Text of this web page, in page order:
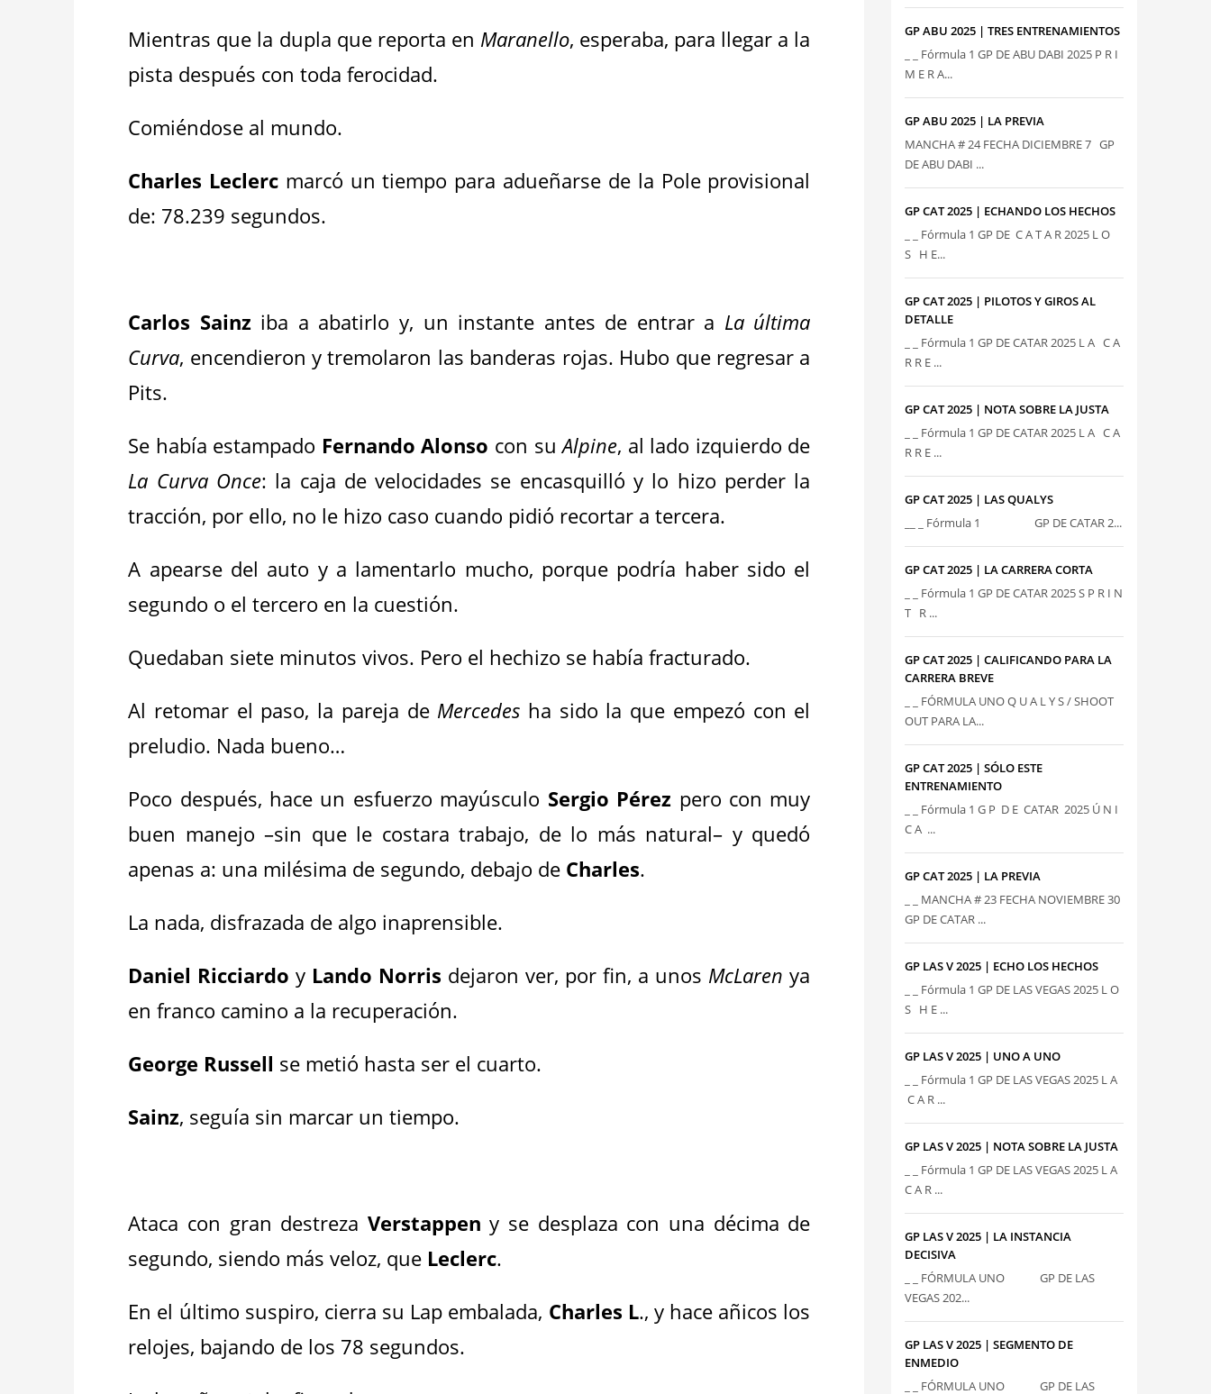
Mientras que la dupla que reporta en Maranello, esperaba, para llegar a la
pista después con toda ferocidad.
Comiéndose al mundo.
Charles Leclerc marcó un tiempo para adueñarse de la Pole provisional
de: 78.239 segundos.
Carlos Sainz iba a abatirlo y, un instante antes de entrar a La última
Curva, encendieron y tremolaron las banderas rojas. Hubo que regresar a
Pits.
Se había estampado Fernando Alonso con suAlpine, al lado izquierdo de
La Curva Once: la caja de velocidades se encasquilló y lo hizo perder la
tracción, por ello, no le hizo caso cuando pidió recortar a tercera.
A apearse del auto y a lamentarlo mucho, porque podría haber sido el
segundo o el tercero en la cuestión.
Quedaban siete minutos vivos. Pero el hechizo se había fracturado.
Al retomar el paso, la pareja de Mercedes ha sido la que empezó con el
preludio. Nada bueno…
Poco después, hace un esfuerzo mayúsculo Sergio Pérez pero con muy
buen manejo –sin que le costara trabajo, de lo más natural– y quedó
apenas a: una milésima de segundo, debajo de Charles.
La nada, disfrazada de algo inaprensible.
Daniel Ricciardo y Lando Norris dejaron ver, por fin, a unos McLaren ya
en franco camino a la recuperación.
George Russell se metió hasta ser el cuarto.
Sainz, seguía sin marcar un tiempo.
Ataca con gran destreza Verstappen y se desplaza con una décima de
segundo, siendo más veloz, que Leclerc.
En el último suspiro, cierra su Lap embalada, Charles L., y hace añicos los
relojes, bajando de los 78 segundos.
GP ABU 2025 | TRES ENTRENAMIENTOS
_ _ Fórmula 1 GP DE ABU DABI 2025 P R I
M E R A...
GP ABU 2025 | LA PREVIA
MANCHA # 24 FECHA DICIEMBRE 7 GP
DE ABU DABI ...
GP CAT 2025 | ECHANDO LOS HECHOS
_ _ Fórmula 1 GP DE C A T A R 2025 L O
S H E...
GP CAT 2025 | PILOTOS Y GIROS AL
DETALLE
_ _ Fórmula 1 GP DE CATAR 2025 L A C A
R R E ...
GP CAT 2025 | NOTA SOBRE LA JUSTA
_ _ Fórmula 1 GP DE CATAR 2025 L A C A
R R E ...
GP CAT 2025 | LAS QUALYS
__ _ Fórmula 1 GP DE CATAR 2...
GP CAT 2025 | LA CARRERA CORTA
_ _ Fórmula 1 GP DE CATAR 2025 S P R I N
T R ...
GP CAT 2025 | CALIFICANDO PARA LA
CARRERA BREVE
_ _ FÓRMULA UNO Q U A L Y S / SHOOT
OUT PARA LA...
GP CAT 2025 | SÓLO ESTE
ENTRENAMIENTO
_ _ Fórmula 1 G P D E CATAR 2025 Ú N I
C A ...
GP CAT 2025 | LA PREVIA
_ _ MANCHA # 23 FECHA NOVIEMBRE 30
GP DE CATAR ...
GP LAS V 2025 | ECHO LOS HECHOS
_ _ Fórmula 1 GP DE LAS VEGAS 2025 L O
S H E ...
GP LAS V 2025 | UNO A UNO
_ _ Fórmula 1 GP DE LAS VEGAS 2025 L A
C A R ...
GP LAS V 2025 | NOTA SOBRE LA JUSTA
_ _ Fórmula 1 GP DE LAS VEGAS 2025 L A
C A R ...
GP LAS V 2025 | LA INSTANCIA
DECISIVA
_ _ FÓRMULA UNO GP DE LAS
VEGAS 202...
GP LAS V 2025 | SEGMENTO DE
ENMEDIO
_ _ FÓRMULA UNO GP DE LAS